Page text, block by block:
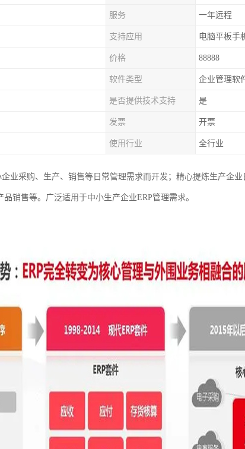
服务 一年远程
支持应用 电脑平板手
价格 88888
软件类型 企业管理软
是否提供技术支持 是
发票 开票
使用行业 全行业
业采购、生产、销售等日常管理需求而开发；精心提炼生产企
销售等。广泛适用于中小生产企业ERP管理需求。